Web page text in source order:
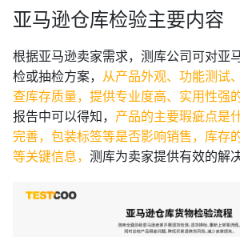
亚马逊仓库检验主要内容
根据亚马逊卖家需求，测库公司可对亚
检或抽检方案， 从产品外观、功能测试
查库存质量，提供专业度高、实用性强
报告中可以得知， 产品的主要瑕疵点是
完善，包装标签等是否影响销售，库存
等关键信息， 测库为卖家提供有效的解